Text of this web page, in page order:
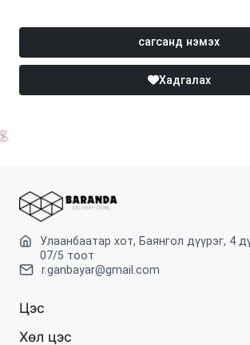
сагсанд нэмэх
Хадгалах
Улаанбаатар хот, Баянгол дүүрэг, 4
07/5 тоот
r.ganbayar@gmail.com
Цэс
Хөл цэс